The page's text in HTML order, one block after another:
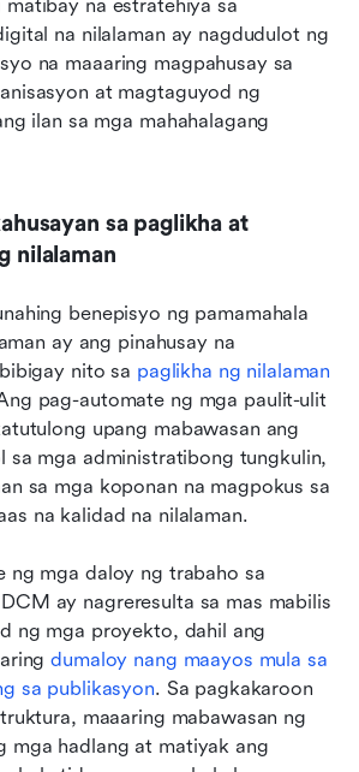
na estratehiya sa
na nilalaman ay nagdudulot ng
na maaaring magpahusay sa
at magtaguyod ng
ilan sa mga mahahalagang
sa paglikha at
nilalaman
benepisyo ng pamamahala
ay ang pinahusay na
nito sa paglikha ng nilalaman
pag-automate ng mga paulit-ulit
upang mabawasan ang
sa mga administratibong tungkulin,
sa mga koponan na magpokus sa
na kalidad na nilalaman.
ng mga daloy ng trabaho sa
ay nagreresulta sa mas mabilis
ng mga proyekto, dahil ang
dumaloy nang maayos mula sa
sa publikasyon. Sa pagkakaroon
maaaring mabawasan ng
mga hadlang at matiyak ang